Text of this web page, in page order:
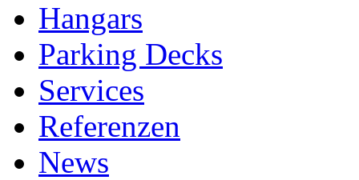
Hangars
Parking Decks
Services
Referenzen
News